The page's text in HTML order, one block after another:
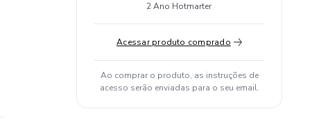
2 Ano Hotmarter
Acessar produto comprado
Ao comprar o produto, as instruções de
acesso serão enviadas para o seu email.